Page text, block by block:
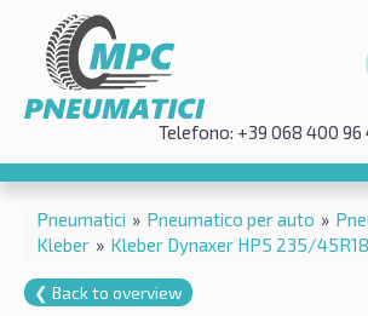
Telefono: +39 068 400 96
Pneumatici » Pneumatico per auto »
Kleber » Kleber Dynaxer HP5 235/
❮ Back to overview